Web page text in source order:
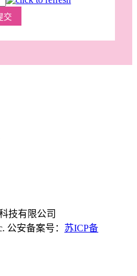
交
技有限公司
公安备案号： 苏ICP备